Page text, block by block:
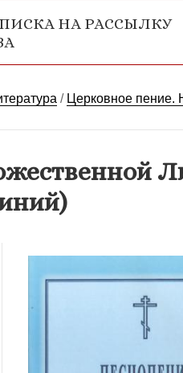
НА РАССЫЛКУ
/ Церковное пение.